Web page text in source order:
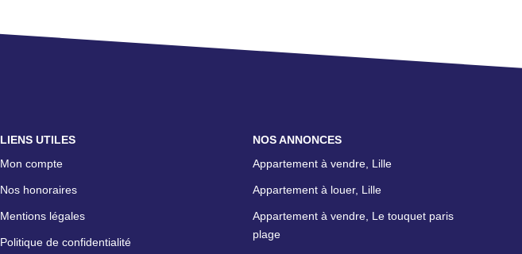
LIENS UTILES
Mon compte
Nos honoraires
Mentions légales
Politique de confidentialité
NOS ANNONCES
Appartement à vendre, Lille
Appartement à louer, Lille
Appartement à vendre, Le touquet paris
plage